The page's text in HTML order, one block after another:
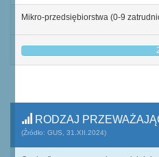
Mikro-przedsiębiorstwa (0-9
RODZAJ
(Źródło: GUS, 31.XII.2024)